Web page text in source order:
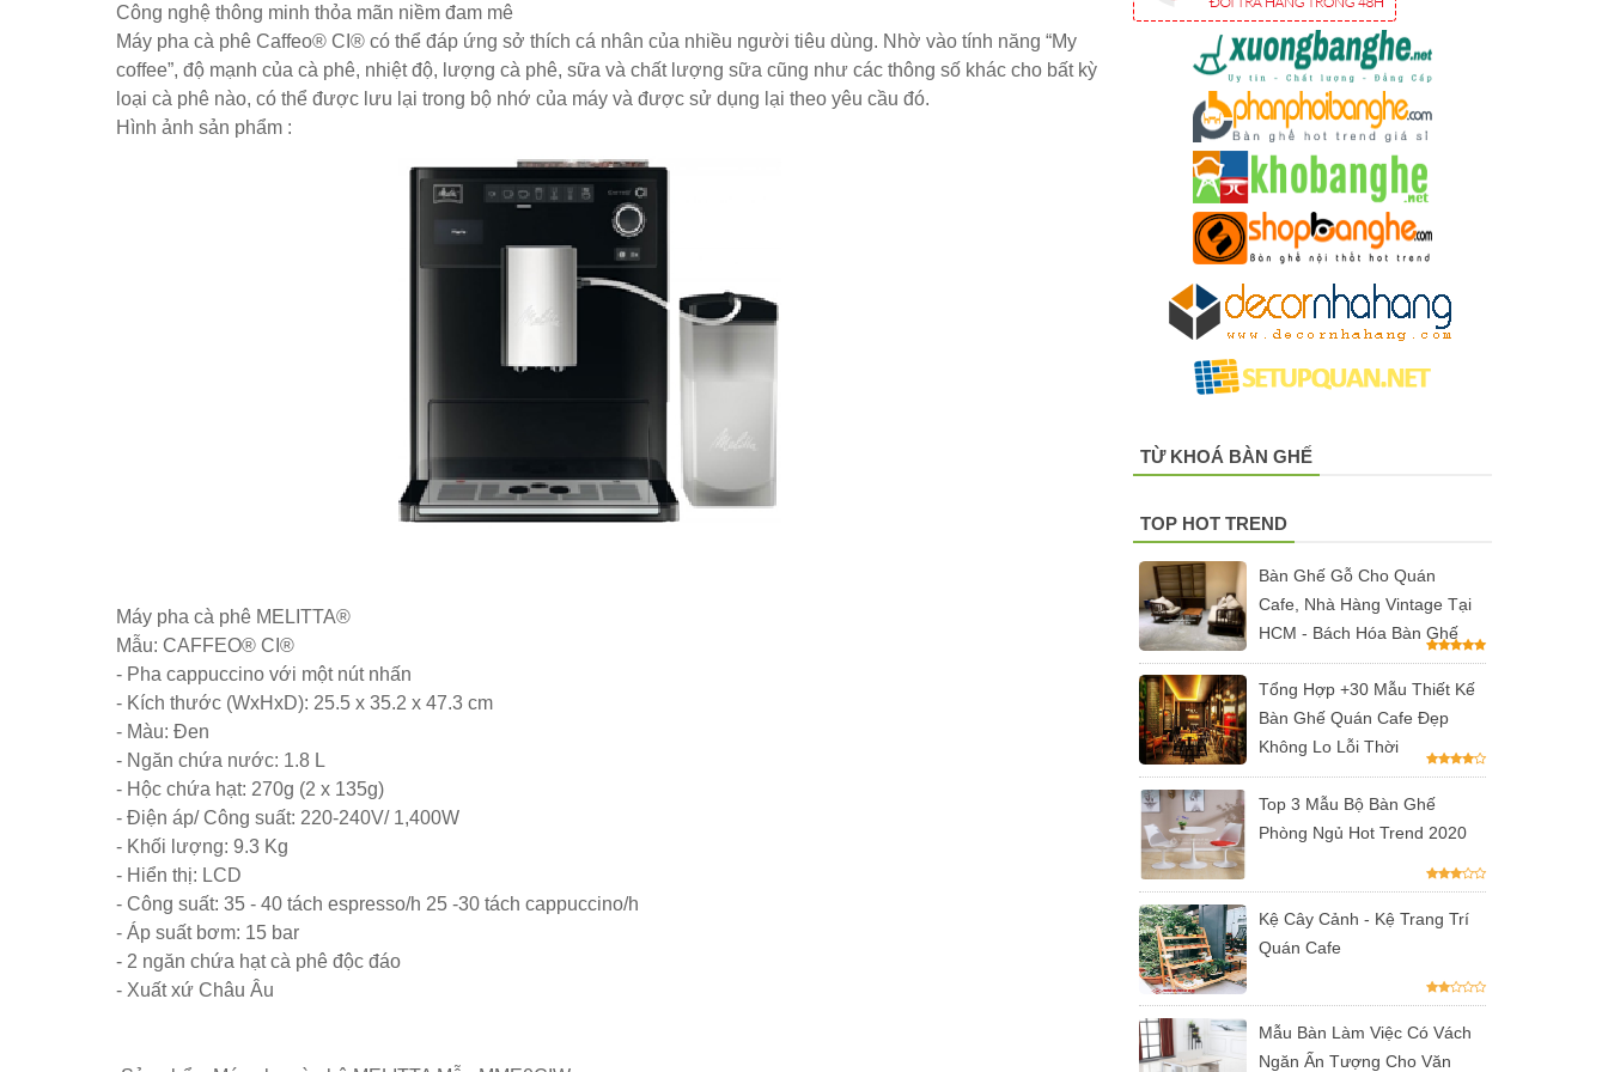
Set bàn ghế tiếp khách văn phòng ghế bọc vải màu xám
Bộ bàn ghế tiếp khách spa, nail, studio, văn phòng, căn hộ màu hồng
Ghế gaming, ghế streamer đẹp giá tốt tại HCM
Tổng hợp các mẫu chân bàn cafe, chân bàn decor, chân bàn inox, chân bàn ăn hot trend 2023
Ghế Eames chân gỗ bọc vải bố xanh xám GLM27- ghế dành cho quán cafe, cửa hàng tại Tp.HCM
Ghế chân xoay mặt ngồi đệm GLM48-ghế tiếp khách, văn phòng tại Tp.HCM
Bàn tròn cafe tiếp khách mặt đá trắng, đen, xám chân trụ thép sơn tĩnh điện màu đen, trắng
Công nghệ thông minh thỏa mãn niềm đam mê
Máy pha cà phê Caffeo® CI® có thể đáp ứng sở thích cá nhân của nhiều người tiêu dùng. Nhờ vào tính năng “My
coffee”, độ mạnh của cà phê, nhiệt độ, lượng cà phê, sữa và chất lượng sữa cũng như các thông số khác cho bất kỳ
loại cà phê nào, có thể được lưu lại trong bộ nhớ của máy và được sử dụng lại theo yêu cầu đó.
Hình ảnh sản phẩm :
Máy pha cà phê MELITTA®
Mẫu: CAFFEO® CI®
- Pha cappuccino với một nút nhấn
- Kích thước (WxHxD): 25.5 x 35.2 x 47.3 cm
- Màu: Đen
- Ngăn chứa nước: 1.8 L
- Hộc chứa hạt: 270g (2 x 135g)
- Điện áp/ Công suất: 220-240V/ 1,400W
- Khối lượng: 9.3 Kg
- Hiển thị: LCD
- Công suất: 35 - 40 tách espresso/h 25 -30 tách cappuccino/h
- Áp suất bơm: 15 bar
- 2 ngăn chứa hạt cà phê độc đáo
- Xuất xứ Châu Âu
TỪ KHOÁ BÀN GHẾ
TOP HOT TREND
Bàn Ghế Gỗ Cho Quán
Cafe, Nhà Hàng Vintage Tại
HCM - Bách Hóa Bàn Ghế
Tổng Hợp +30 Mẫu Thiết Kế
Bàn Ghế Quán Cafe Đẹp
Không Lo Lỗi Thời
Top 3 Mẫu Bộ Bàn Ghế
Phòng Ngủ Hot Trend 2020
Kệ Cây Cảnh - Kệ Trang Trí
Quán Cafe
Mẫu Bàn Làm Việc Có Vách
Ngăn Ấn Tượng Cho Văn